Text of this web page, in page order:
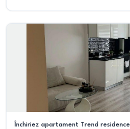
Închiriez apartament Trend residence